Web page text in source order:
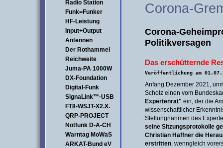
Radio Station
Funk=Funker
HF-Leistung
Input+Output
Antennen
Der Rothammel
Reichweite
Juma-PA 1000W
DX-Foundation
Digital-Funk
SignaLink™·USB
FT8-WSJT-X2.X.
QRP-PROJECT
Notfunk D-A-CH
Warntag MoWaS
ARKAT-Bund eV
Corona-
Corona-
Politikversagen
Das erschütternde
Veröffentlichung am
Anfang Dezember 2021,
Scholz einen vom
Expertenrat" ein, der die
wissenschaftlicher
Stellungnahmen des
seine Sitzungsprotokolle
Christian Haffner die
erstritten, wenngleich